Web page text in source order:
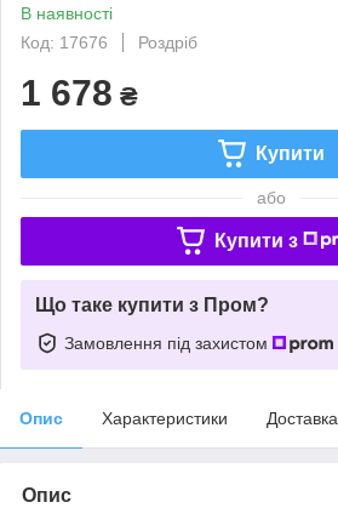
В наявності
Код: 17676
Роздріб
1 678 ₴
Купити
або
Купити з
Що таке купити з Пром?
Замовлення під захистом
Опис Характеристики Доставка
Опис